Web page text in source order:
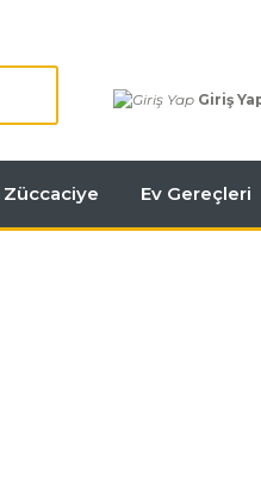
Giriş
Züccaciye Ev Gereçleri